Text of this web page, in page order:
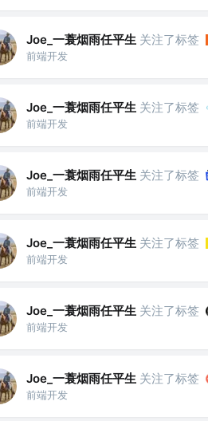
Joe_一蓑烟雨任平生 关注了标签
前端开发
Joe_一蓑烟雨任平生 关注了标签
前端开发
Joe_一蓑烟雨任平生 关注了标签
前端开发
Joe_一蓑烟雨任平生 关注了标签
前端开发
Joe_一蓑烟雨任平生 关注了标签
前端开发
Joe_一蓑烟雨任平生 关注了标签
前端开发